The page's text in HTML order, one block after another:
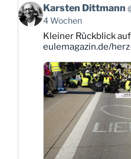
Beitrag
von
Karsten
Dittmann
Bluesky
ansehen
Karsten Dittmann
4 Wochen
Kleiner Rückblick
eulemagazin.de/